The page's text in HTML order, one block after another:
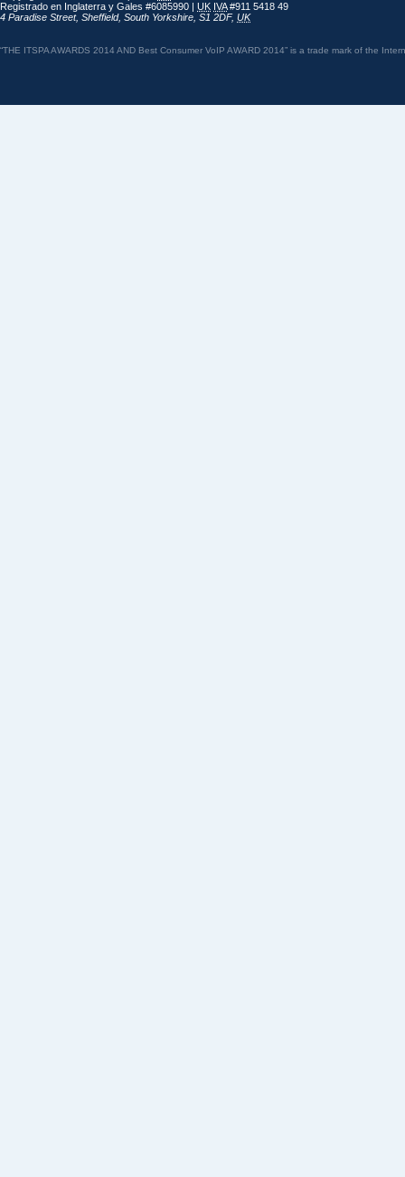
Registrado en Inglaterra y Gales #6085990 | UK IVA#911 5418 49
4 Paradise Street, Sheffield, South Yorkshire S1 2DF, UK
“THE ITSPA AWARDS 2014 AND Best Consumer VoIP AWARD 2014” is a trade mark of the